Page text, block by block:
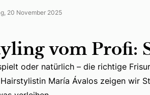
20 November 2025
vom Profi:
oder natürlich – die richtige
oder natürlich – die richtige
María Ávalos zeigen wir